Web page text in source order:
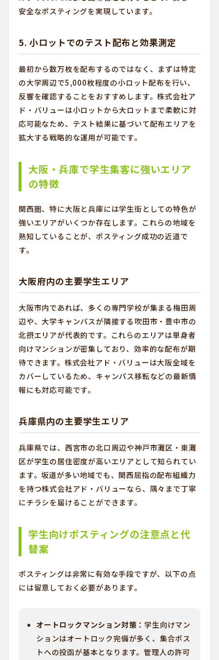
安全なポスティングを実現しています。
5. 小ロットでのテスト配布と効果測定
最初から数万枚を配布するのではなく、まずは特定
の大学周辺で5,000枚程度の小ロット配布を行い、
反響を確認することをおすすめします。株式会社ア
ド・バリューは小ロットから大ロットまで柔軟に対
応可能なため、テスト結果に基づいて配布エリアを
拡大する戦略的な運用が可能です。
大阪・兵庫で学生集客に強いエリア
の特徴
関西圏、特に大阪と兵庫には学生街としての特色が
強いエリアがいくつか存在します。これらの地域を
熟知していることが、ポスティング成功の近道で
す。
大阪府内の主要学生エリア
大阪市内であれば、多くの専門学校が集まる梅田周
辺や、大学キャンパスが隣接する吹田市・豊中市の
北摂エリアが代表的です。これらのエリアは単身者
向けマンションが密集しており、効率的な配布が期
待できます。株式会社アド・バリューは大阪全域を
カバーしているため、キャンパス移転などの最新情
報にも対応可能です。
兵庫県内の主要学生エリア
兵庫県では、西宮市の北口周辺や神戸市灘区・東灘
区が学生の居住密度が高いエリアとして知られてい
ます。坂道が多い地域でも、関西屈指の配布組織力
を持つ株式会社アド・バリューなら、隅々まで丁寧
にチラシを届けることができます。
学生向けポスティングの注意点と代
替案
ポスティングは非常に有効な手段ですが、以下の点
には留意しておく必要があります。
オートロックマンション対策：学生向けマン
ションはオートロック完備が多く、集合ポス
トへの投函が基本となります。管理人の許可